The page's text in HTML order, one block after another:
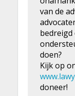
van de
doen?
Kijk op
doneer!